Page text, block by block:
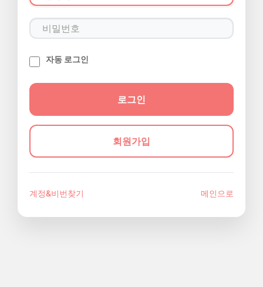
자동 로그인
회원가입
계정&비번찾기 메인으로